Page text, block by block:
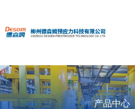
产品中心